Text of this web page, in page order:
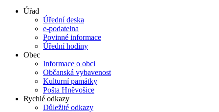
Úřad
Úřední deska
e-podatelna
Povinné informace
Úřední hodiny
Obec
Informace o obci
Občanská vybavenost
Kulturní památky
Pošta Hněvošice
Rychlé odkazy
Důležité odkazy